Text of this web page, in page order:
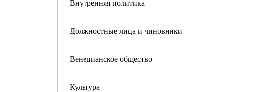
Внутренняя политика
Должностные лица и чиновники
Венецианское общество
Культура